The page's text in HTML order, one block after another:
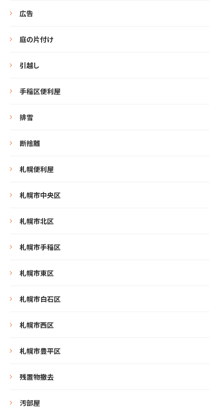
広告
庭の片付け
引越し
手稲区便利屋
排雪
断捨離
札幌便利屋
札幌市中央区
札幌市北区
札幌市手稲区
札幌市東区
札幌市白石区
札幌市西区
札幌市豊平区
残置物撤去
汚部屋